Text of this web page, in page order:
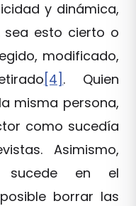
y dinámica,
sea esto cierto o
modificado,
[4] . Quien
misma persona,
como sucedía
Asimismo,
en el
borrar las